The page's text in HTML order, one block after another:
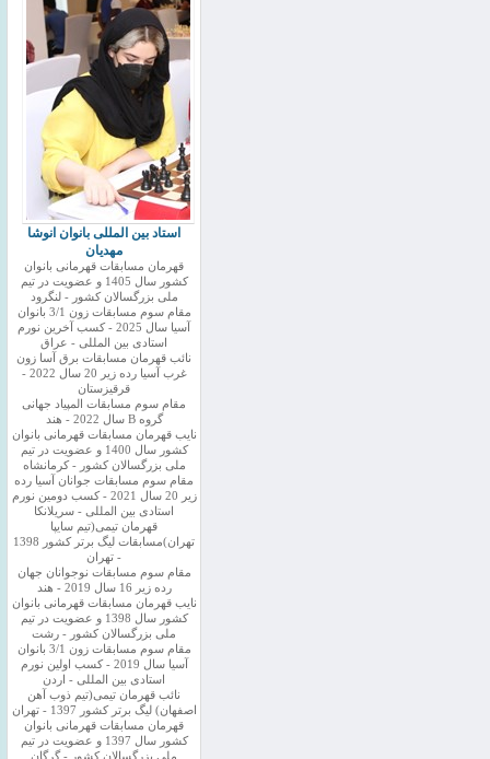
استاد بین المللی بانوان انوشا
مهدیان
قهرمان مسابقات قهرمانی بانوان
کشور سال 1405 و عضویت در تیم
ملی بزرگسالان کشور - لنگرود
مقام سوم مسابقات زون 3/1 بانوان
آسیا سال 2025 - کسب آخرین نورم
استادی بین المللی - عراق
نائب قهرمان مسابقات برق آسا زون
غرب آسیا رده زیر 20 سال 2022 -
قرقیزستان
مقام سوم مسابقات المپیاد جهانی
گروه B سال 2022 - هند
نایب قهرمان مسابقات قهرمانی بانوان
کشور سال 1400 و عضویت در تیم
ملی بزرگسالان کشور - کرمانشاه
مقام سوم مسابقات جوانان آسیا رده
زیر 20 سال 2021 - کسب دومین نورم
استادی بین المللی - سریلانکا
قهرمان تیمی(تیم سایپا
تهران)مسابقات لیگ برتر کشور 1398
- تهران
مقام سوم مسابقات نوجوانان جهان
رده زیر 16 سال 2019 - هند
نایب قهرمان مسابقات قهرمانی بانوان
کشور سال 1398 و عضویت در تیم
ملی بزرگسالان کشور - رشت
مقام سوم مسابقات زون 3/1 بانوان
آسیا سال 2019 - کسب اولین نورم
استادی بین المللی - اردن
نائب قهرمان تیمی(تیم ذوب آهن
اصفهان) لیگ برتر کشور 1397 - تهران
قهرمان مسابقات قهرمانی بانوان
کشور سال 1397 و عضویت در تیم
ملی بزرگسالان کشور - گرگان